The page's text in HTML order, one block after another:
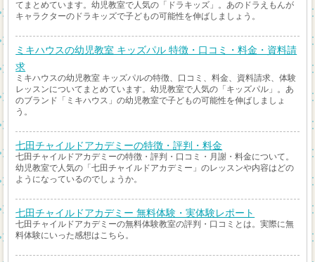
てまとめています。幼児教室で人気の「ドラキッズ」。あのドラえもんが
キャラクターのドラキッズで子どもの可能性を伸ばしましょう。
ミキハウスの幼児教室 キッズパル 特徴・口コミ・料金・資料請
求
ミキハウスの幼児教室 キッズパルの特徴、口コミ、料金、資料請求、体験
レッスンについてまとめています。幼児教室で人気の「キッズパル」。あ
のブランド「ミキハウス」の幼児教室で子どもの可能性を伸ばしましょ
う。
七田チャイルドアカデミーの特徴・評判・料金
七田チャイルドアカデミーの特徴・評判・口コミ・月謝・料金について。
幼児教室で人気の「七田チャイルドアカデミー」のレッスンや内容はどの
ようになっているのでしょうか。
七田チャイルドアカデミー 無料体験・実体験レポート
七田チャイルドアカデミーの無料体験教室の評判・口コミとは。実際に無
料体験にいった感想はこちら。